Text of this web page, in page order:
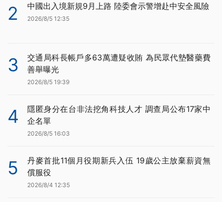
2 中國出入境新規9月上路 陸委會示警增赴中安全風險
2026/8/5 12:35
3
交通局科長帳戶多63萬遭疑收賄 為民眾代墊醫藥費
善舉曝光
2026/8/5 19:39
4
隱匿身分在台非法挖角科技人才 調查局公布17家中
企名單
2026/8/5 16:03
5
丹麥首批11個月役期新兵入伍 19歲公主放棄薪資無
償服役
2026/8/4 12:35